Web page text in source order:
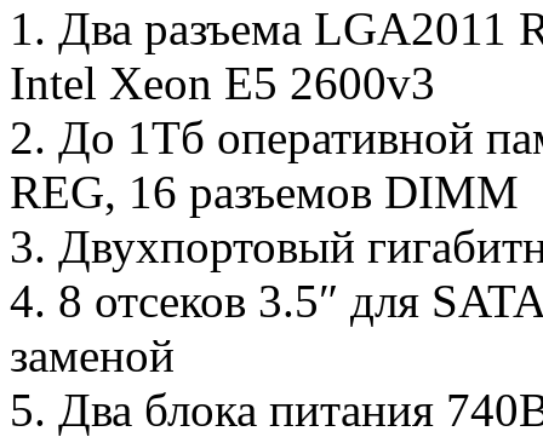
1. Два разъема LGA2011
Intel Xeon E5 2600v3
2. До 1Тб оперативной
REG, 16 разъемов DIMM
3. Двухпортовый
4. 8 отсеков 3.5″ для
заменой
5. Два блока питания